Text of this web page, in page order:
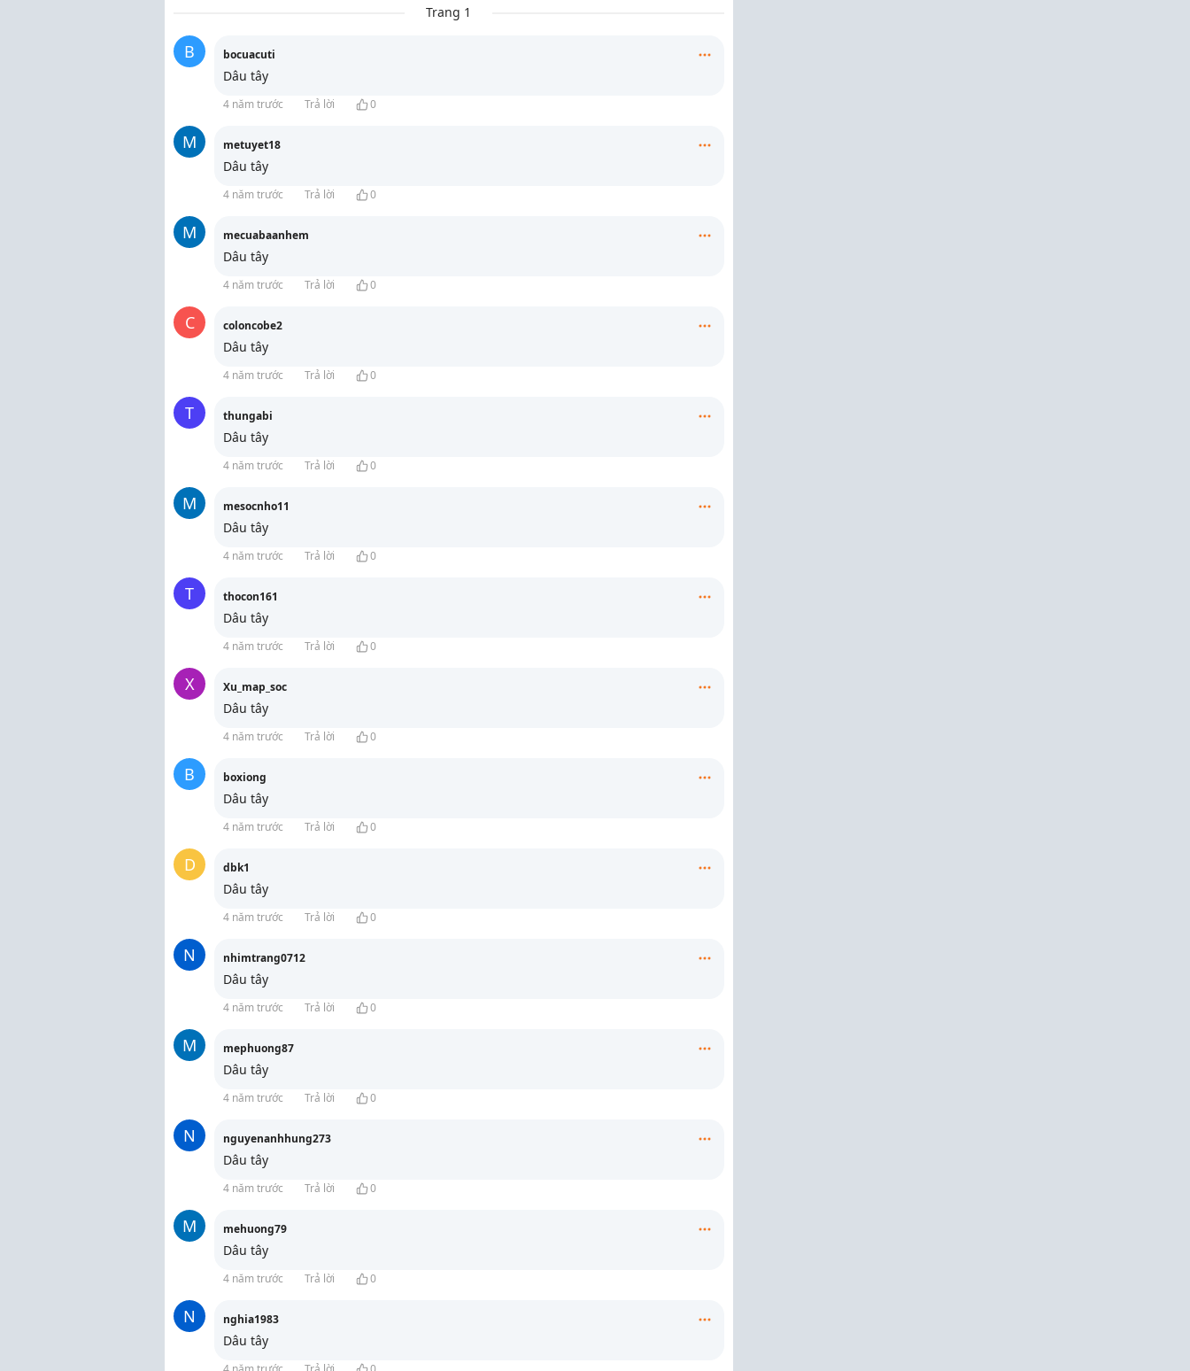
Trang 1
B bocuacuti
Dâu tây
4 năm trước Trả lời 0
M metuyet18
Dâu tây
4 năm trước Trả lời 0
M mecuabaanhem
Dâu tây
4 năm trước Trả lời 0
C coloncobe2
Dâu tây
4 năm trước Trả lời 0
T thungabi
Dâu tây
4 năm trước Trả lời 0
M mesocnho11
Dâu tây
4 năm trước Trả lời 0
T thocon161
Dâu tây
4 năm trước Trả lời 0
X Xu_map_soc
Dâu tây
4 năm trước Trả lời 0
B boxiong
Dâu tây
4 năm trước Trả lời 0
D dbk1
Dâu tây
4 năm trước Trả lời 0
N nhimtrang0712
Dâu tây
4 năm trước Trả lời 0
M mephuong87
Dâu tây
4 năm trước Trả lời 0
N nguyenanhhung273
Dâu tây
4 năm trước Trả lời 0
M mehuong79
Dâu tây
4 năm trước Trả lời 0
N nghia1983
Dâu tây